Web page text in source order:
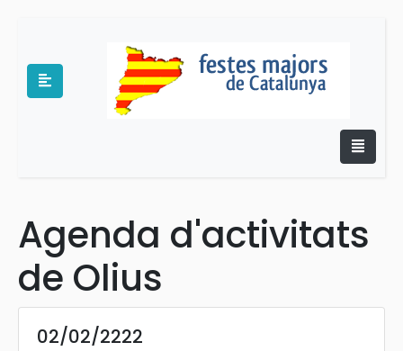
Agenda d'activitats
de Olius
02/02/2222